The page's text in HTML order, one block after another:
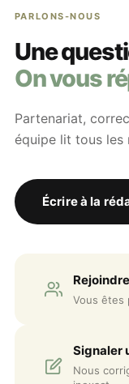
PARLONS-NOUS
Une
On vous
Partenariat,
équipe lit tous les
Écrire à la
Vous êtes
Signaler
Nous